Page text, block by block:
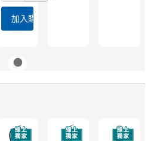
加入購物車